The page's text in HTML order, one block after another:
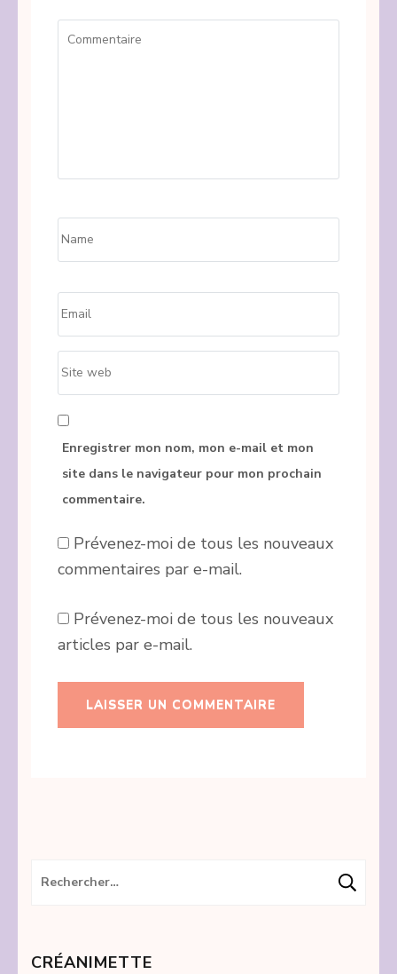
Commentaire
Enregistrer mon nom, mon e-mail et mon
site dans le navigateur pour mon prochain
commentaire.
Prévenez-moi de tous les nouveaux
commentaires par e-mail.
Prévenez-moi de tous les nouveaux
articles par e-mail.
Rechercher :
CRÉANIMETTE